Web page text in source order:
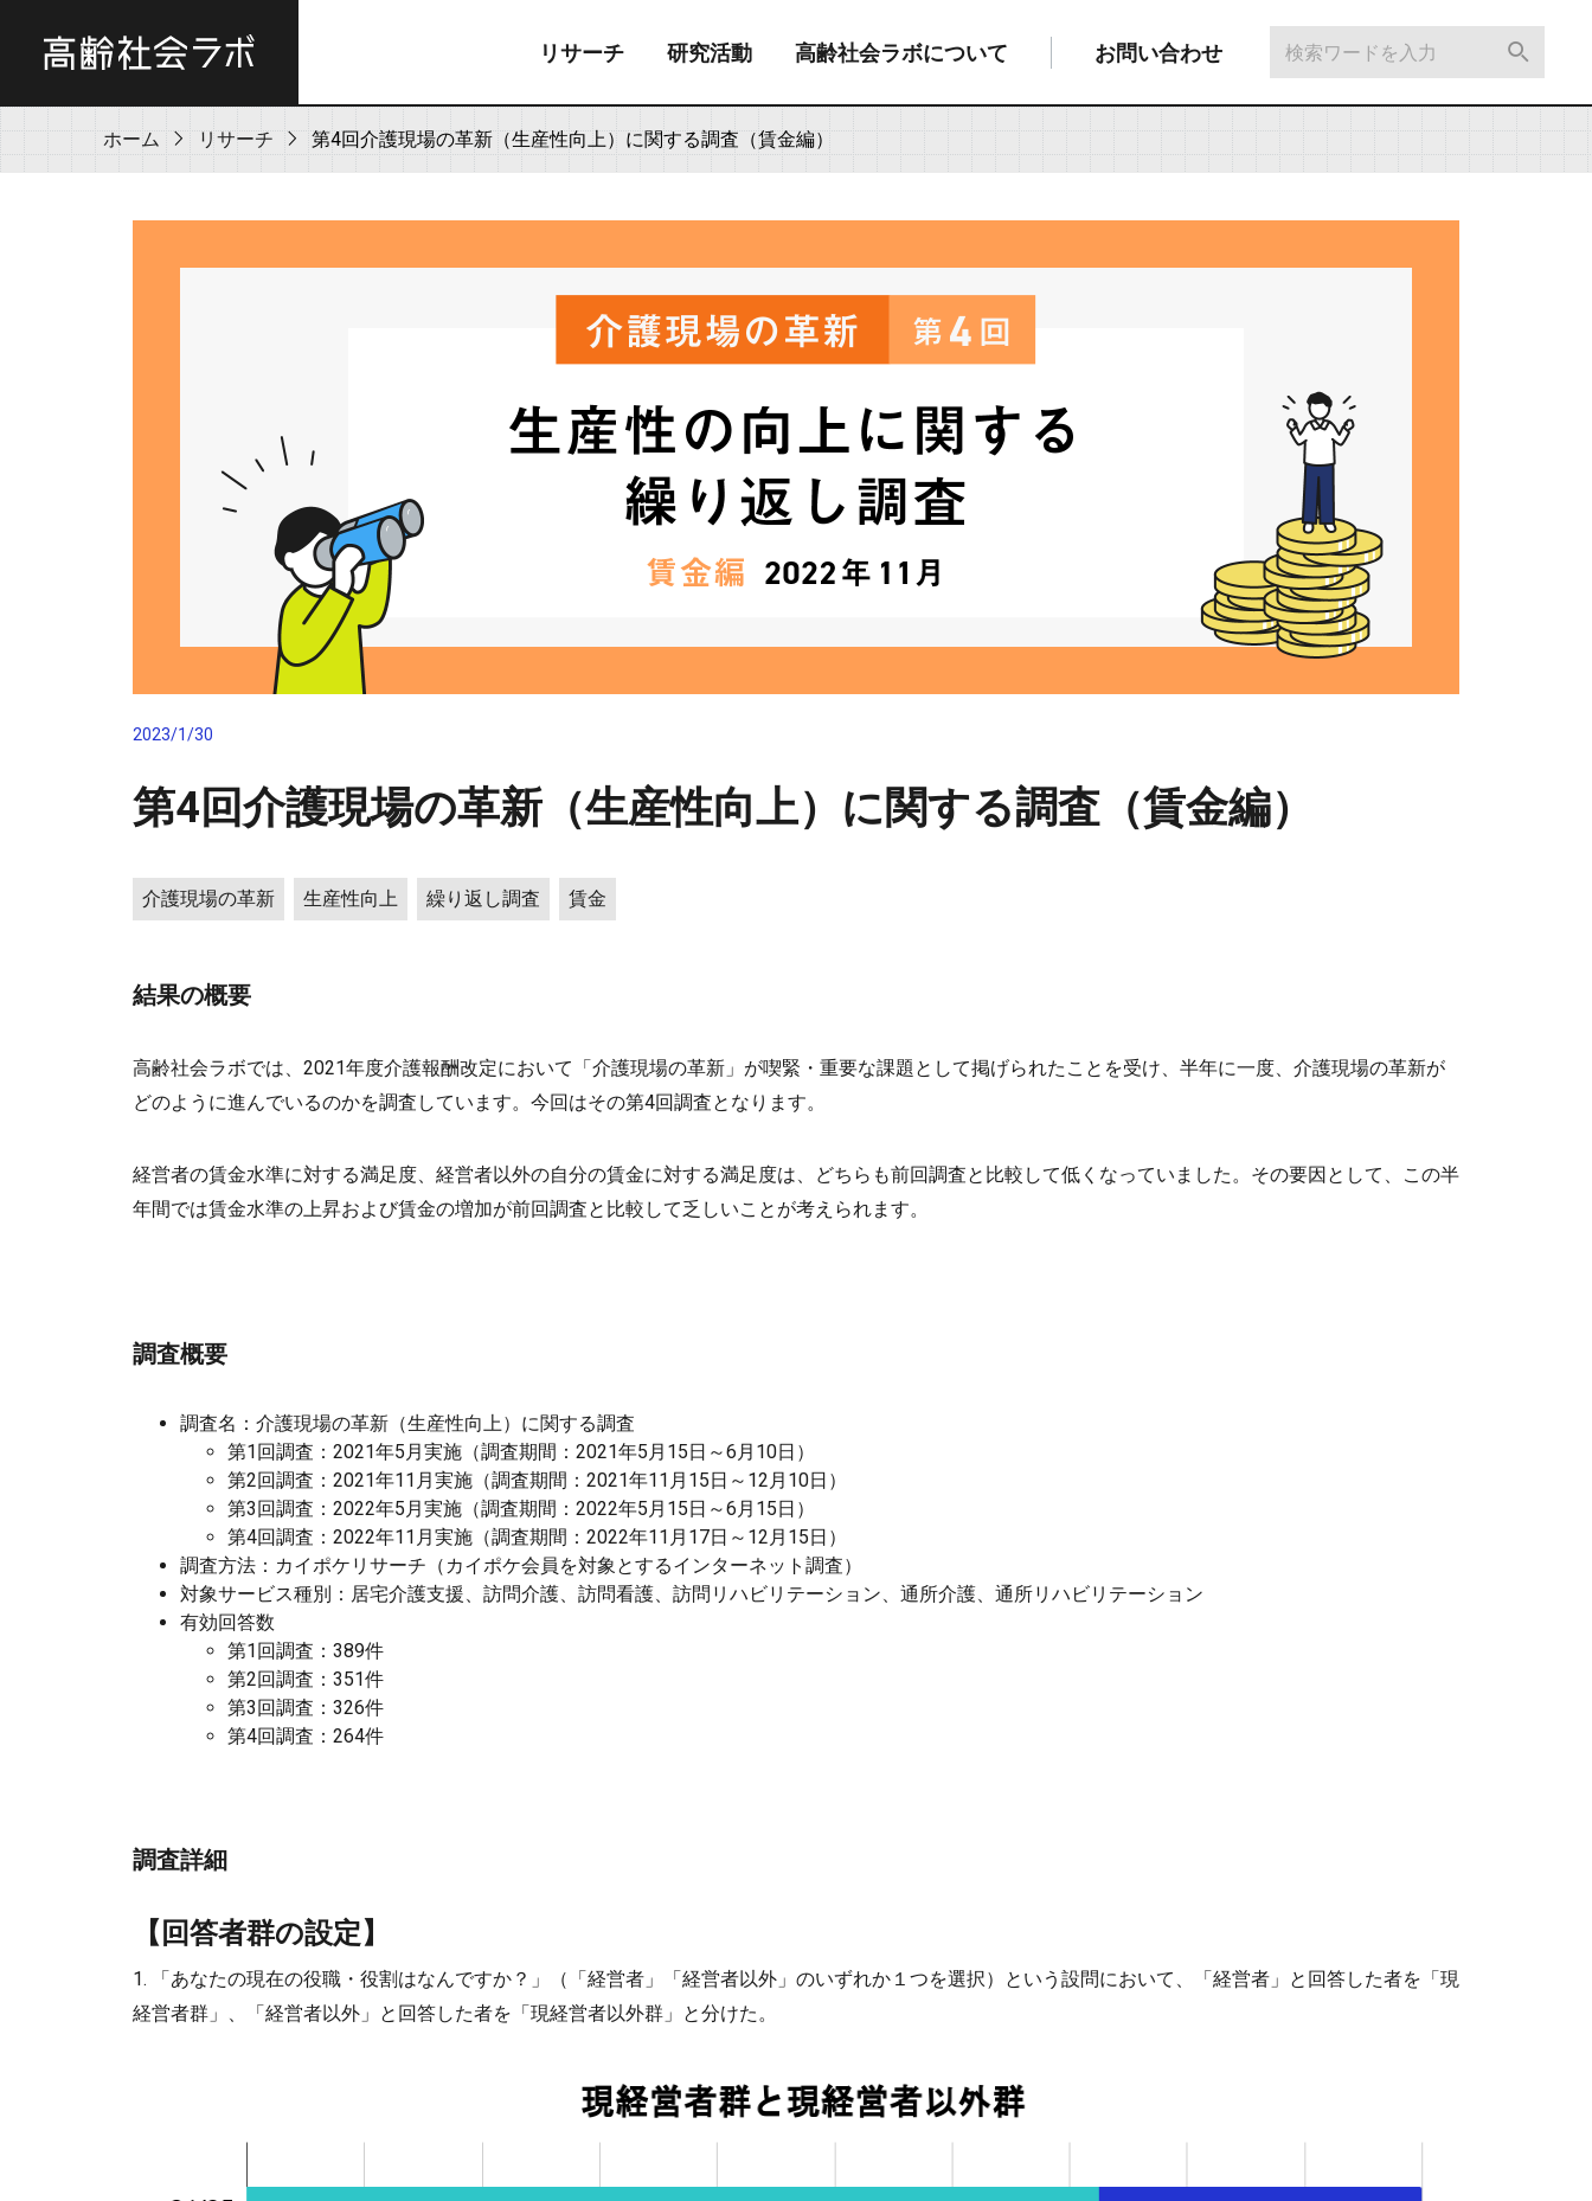
リサーチ 研究活動 高齢社会ラボについて お問い合わせ
ホーム リサーチ 第4回介護現場の革新（生産性向上）に関する調査（賃金編）
2023/1/30
第4回介護現場の革新（生産性向上）に関する調査（賃金編）
介護現場の革新 生産性向上 繰り返し調査 賃金
結果の概要
高齢社会ラボでは、2021年度介護報酬改定において「介護現場の革新」が喫緊・重要な課題として掲げられたことを受け、半年に一度、介護現場の革新が
どのように進んでいるのかを調査しています。今回はその第4回調査となります。
経営者の賃金水準に対する満足度、経営者以外の自分の賃金に対する満足度は、どちらも前回調査と比較して低くなっていました。その要因として、この半
年間では賃金水準の上昇および賃金の増加が前回調査と比較して乏しいことが考えられます。
調査概要
調査名：介護現場の革新（生産性向上）に関する調査
第1回調査：2021年5月実施（調査期間：2021年5月15日～6月10日）
第2回調査：2021年11月実施（調査期間：2021年11月15日～12月10日）
第3回調査：2022年5月実施（調査期間：2022年5月15日～6月15日）
第4回調査：2022年11月実施（調査期間：2022年11月17日～12月15日）
調査方法：カイポケリサーチ（カイポケ会員を対象とするインターネット調査）
対象サービス種別：居宅介護支援、訪問介護、訪問看護、訪問リハビリテーション、通所介護、通所リハビリテーション
有効回答数
第1回調査：389件
第2回調査：351件
第3回調査：326件
第4回調査：264件
調査詳細
【回答者群の設定】
1. 「あなたの現在の役職・役割はなんですか？」（「経営者」「経営者以外」のいずれか１つを選択）という設問において、「経営者」と回答した者を「現
経営者群」、「経営者以外」と回答した者を「現経営者以外群」と分けた。